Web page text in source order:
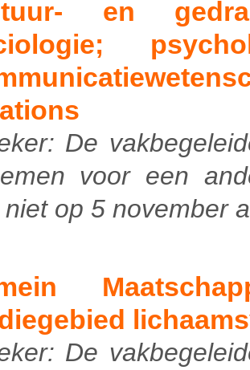
en
De
voor een
niet op 5 november
De